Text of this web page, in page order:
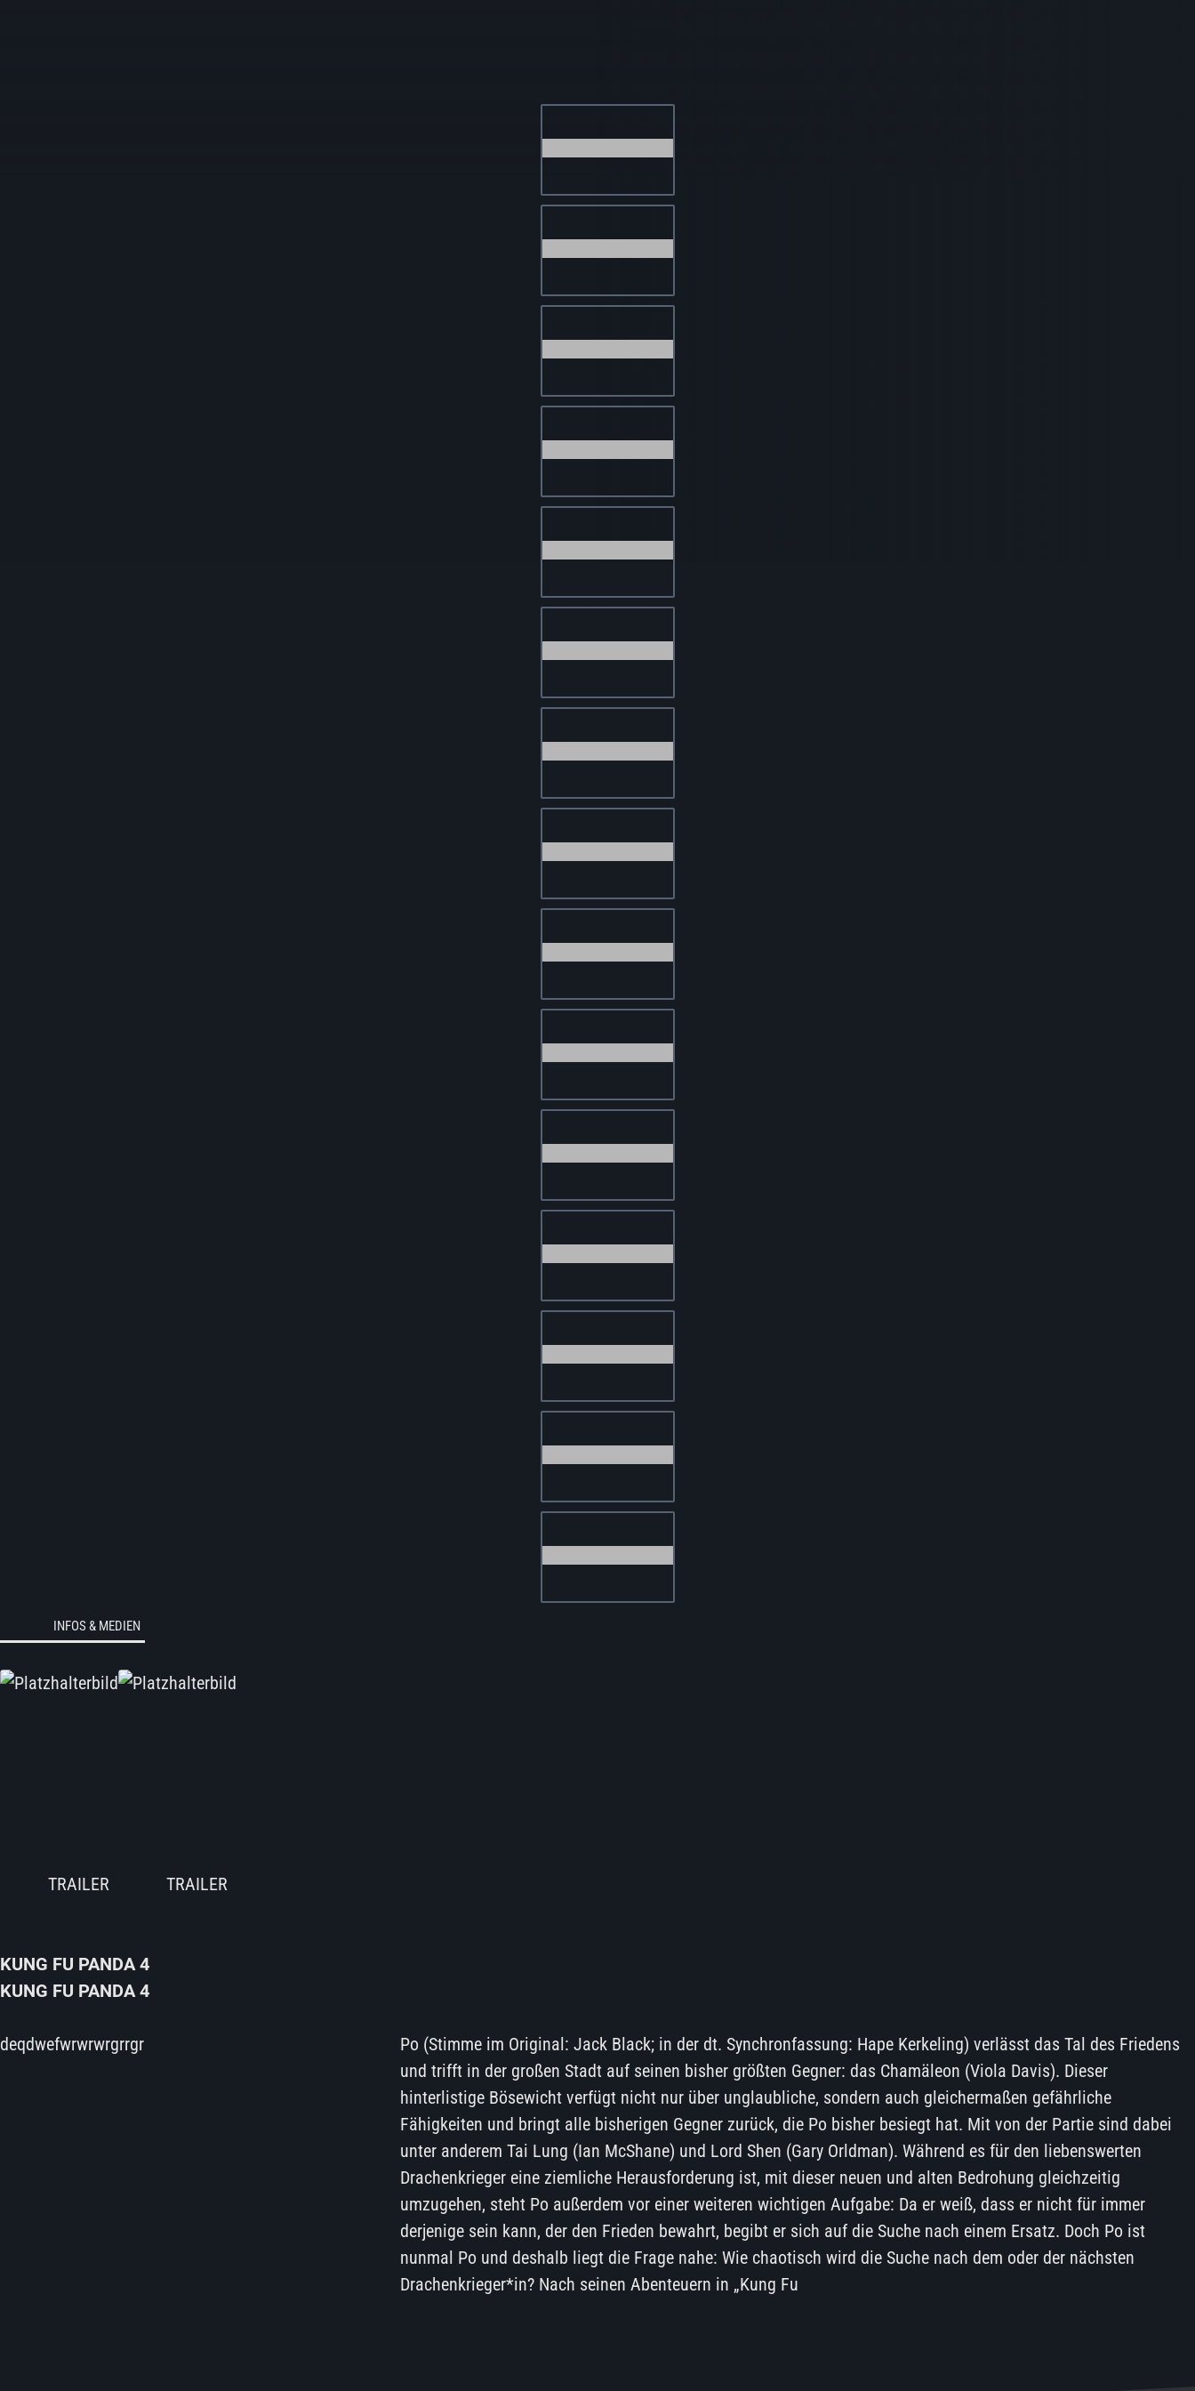
INFOS & MEDIEN
KUNG FU PANDA 4
KUNG FU PANDA 4
deqdwefwrwrwrgrrgr
Po (Stimme im Original: Jack Black; in der dt. Synchronfassung: Hape Kerkeling) verlässt das Tal des Friedens
und trifft in der großen Stadt auf seinen bisher größten Gegner: das Chamäleon (Viola Davis). Dieser
hinterlistige Bösewicht verfügt nicht nur über unglaubliche, sondern auch gleichermaßen gefährliche
Fähigkeiten und bringt alle bisherigen Gegner zurück, die Po bisher besiegt hat. Mit von der Partie sind dabei
unter anderem Tai Lung (Ian McShane) und Lord Shen (Gary Orldman). Während es für den liebenswerten
Drachenkrieger eine ziemliche Herausforderung ist, mit dieser neuen und alten Bedrohung gleichzeitig
umzugehen, steht Po außerdem vor einer weiteren wichtigen Aufgabe: Da er weiß, dass er nicht für immer
derjenige sein kann, der den Frieden bewahrt, begibt er sich auf die Suche nach einem Ersatz. Doch Po ist
nunmal Po und deshalb liegt die Frage nahe: Wie chaotisch wird die Suche nach dem oder der nächsten
Drachenkrieger*in? Nach seinen Abenteuern in „Kung Fu